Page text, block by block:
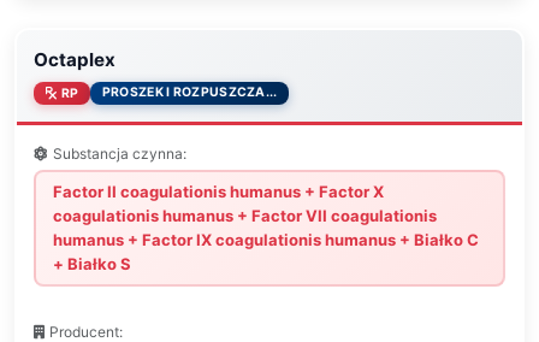
Octaplex
RP PROSZEK I ROZPUSZCZA...
Substancja czynna:
Factor II coagulationis humanus + Factor X
coagulationis humanus + Factor VII coagulationis
humanus + Factor IX coagulationis humanus + Białko C
+ Białko S
Producent: